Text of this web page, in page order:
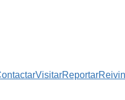
VisitarReportar